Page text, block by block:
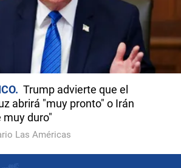
Trump advierte que el
abrirá "muy pronto" o Irán
muy duro"
Las Américas